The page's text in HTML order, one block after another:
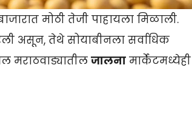
मोठी तेजी पाहायला मिळाली.
असून, तेथे सोयाबीनला सर्वाधिक
मराठवाड्यातील जालना मार्केटमध्येही